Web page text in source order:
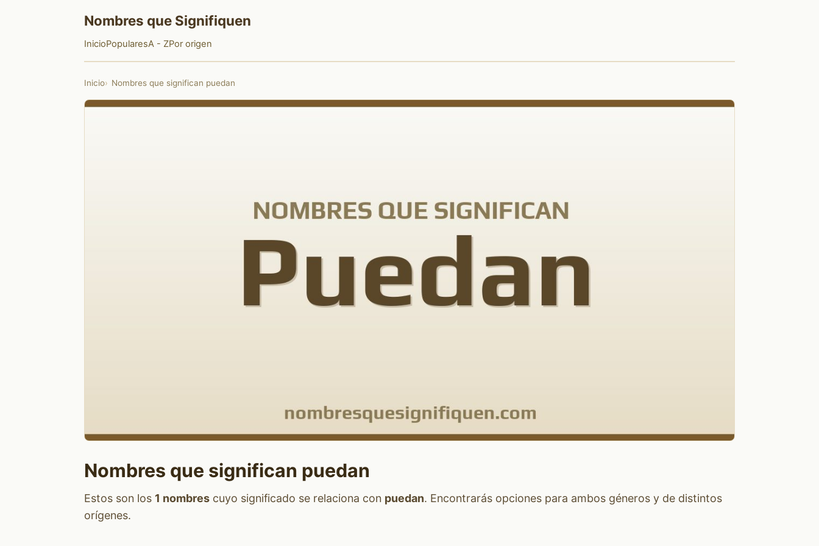
Nombres que Signifiquen
InicioPopularesA - ZPor origen
Inicio Nombres que significan puedan
Nombres que significan puedan
Estos son los 1 nombres cuyo significado se relaciona con puedan. Encontrarás opciones para ambos géneros y de distintos
orígenes.